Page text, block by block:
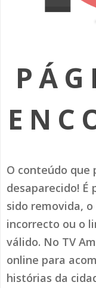
SOMOS
AMADORA LIGA
(RE)
HISTÓRIAS DE
O conteúdo que
desaparecido! É
sido removida,
incorrecto ou o
válido. No TV
online para
histórias da